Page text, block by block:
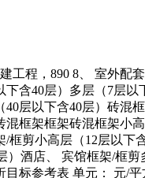
程，890 8、 室外配
含40层）多层（7层
层以下含40层）砖混
框架框架砖混框架小
框剪小高层（12层以
）酒店、 宾馆框架/框
标参考表 单元： 元/